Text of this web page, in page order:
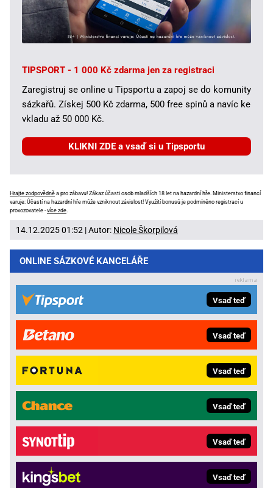
TIPSPORT - 1 000 Kč zdarma jen za registraci
Zaregistruj se online u Tipsportu a zapoj se do komunity
sázkařů. Získej 500 Kč zdarma, 500 free spinů a navíc ke
vkladu až 50 000 Kč.
KLIKNI ZDE a vsaď si u Tipsportu
Hrajte zodpovědně a pro zábavu! Zákaz účasti osob mladších 18 let na hazardní hře. Ministerstvo financí
varuje: Účastí na hazardní hře může vzniknout závislost! Využití bonusů je podmíněno registrací u
provozovatele -více zde
14.12.2025 01:52 | Autor: Nicole Škorpilová
ONLINE SÁZKOVÉ KANCELÁŘE
Vsaď teď
Vsaď teď
Vsaď teď
Vsaď teď
Vsaď teď
Vsaď teď